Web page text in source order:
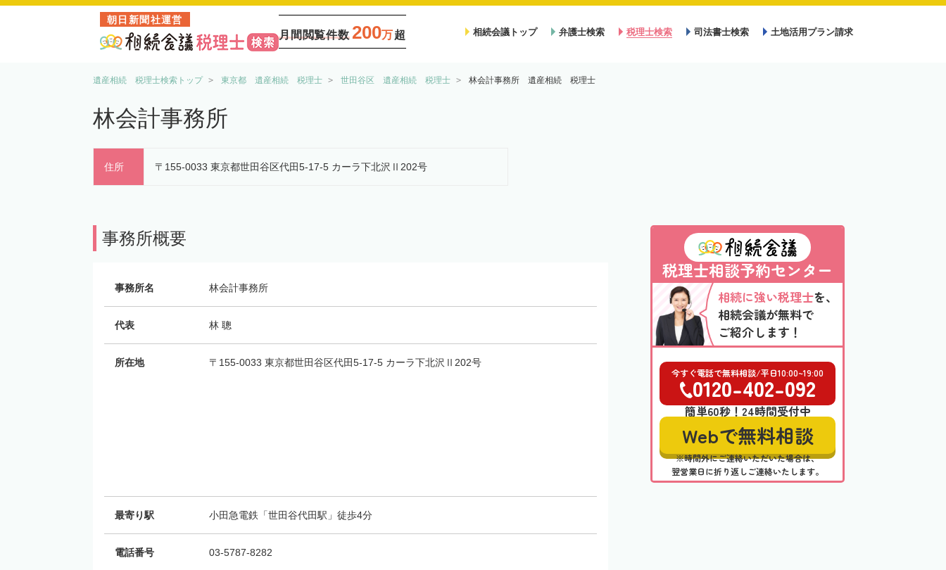
朝日新聞社運営
月間閲覧件数 200万超 相続会議トップ 弁護士検索 税理士検索 司法書士検索 土地活用プラン請求
遺産相続 税理士検索トップ 東京都 遺産相続 税理士 世田谷区 遺産相続 税理士 林会計事務所 遺産相続 税理士
林会計事務所
住所 〒155-0033 東京都世田谷区代田5-17-5 カーラ下北沢Ⅱ202号
事務所概要
事務所名 林会計事務所
代表 林 聰
所在地 〒155-0033 東京都世田谷区代田5-17-5 カーラ下北沢Ⅱ202号
最寄り駅 小田急電鉄「世田谷代田駅」徒歩4分
電話番号 03-5787-8282
税理士相談予約センター
相続に強い税理士を、
相続会議が無料で
ご紹介します！
今すぐ電話で無料相談/平日10:00~19:00
0120-402-092
簡単60秒！24時間受付中
Webで無料相談
※時間外にご連絡いただいた場合は、
翌営業日に折り返しご連絡いたします。